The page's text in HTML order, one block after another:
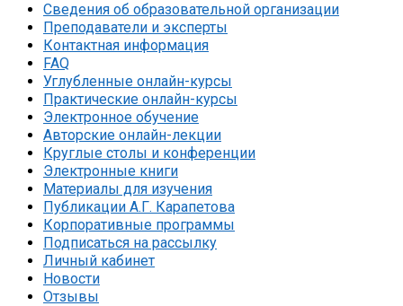
Сведения об образовательной организации
Преподаватели и эксперты
Контактная информация
FAQ
Углубленные онлайн-курсы
Практические онлайн-курсы
Электронное обучение
Авторские онлайн-лекции
Круглые столы и конференции
Электронные книги
Материалы для изучения
Публикации А.Г. Карапетова
Корпоративные программы
Подписаться на рассылку
Личный кабинет
Новости
Отзывы